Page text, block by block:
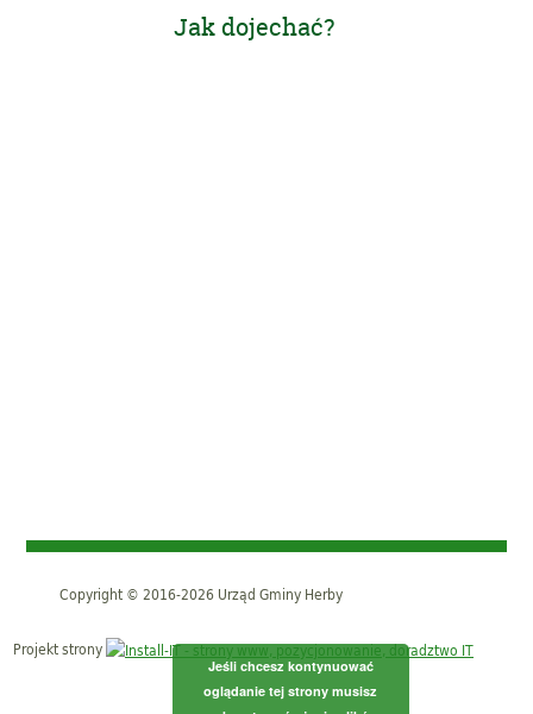
Jak dojechać?
Copyright © 2016-2026 Urząd Gminy Herby
Projekt strony
Jeśli chcesz kontynuować
oglądanie tej strony musisz